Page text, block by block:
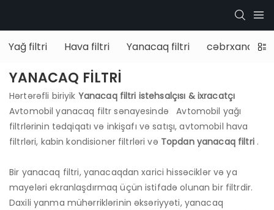
Yağ filtri Hava filtri Yanacaq filtri cəbrxana
YANACAQ FILTRI
Hərtərəfli biriyik Yanacaq filtri istehsalçısı & ixracatçı
Avtomobil yanacaq filtr sənayesində
Avtomobil yağı
filtrlərinin tədqiqatı və inkişafı və satışı, avtomobil hava
filtrləri, kabin kondisioner filtrləri və Topdan yanacaq filtri .
Bir yanacaq filtri, yanacaqdan xarici hissəciklər və ya
mayeləri ekranlaşdırmaq üçün istifadə olunan bir filtrdir.
Daxili yanma mühərriklərinin əksəriyyəti, yanacaq